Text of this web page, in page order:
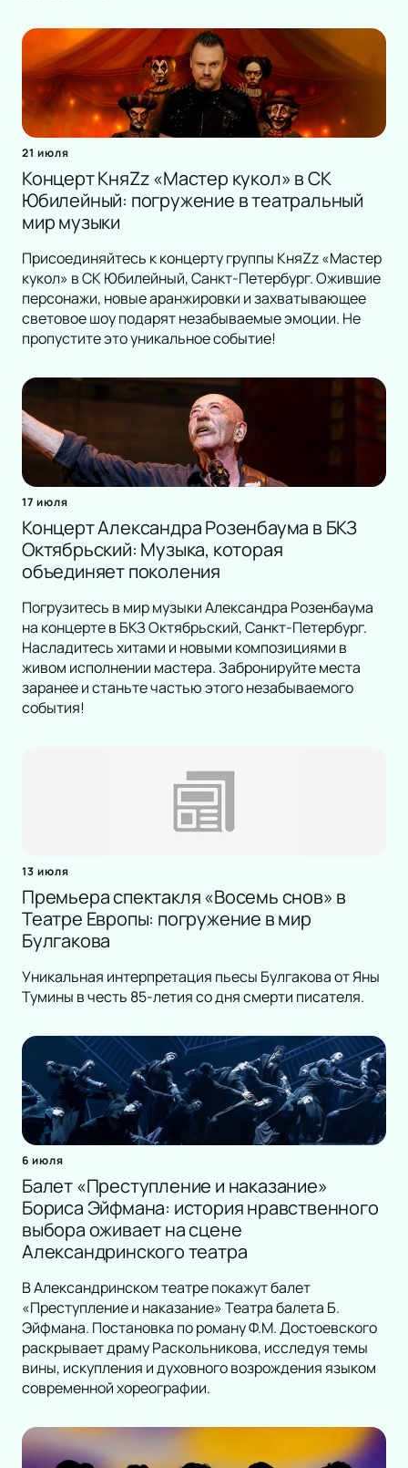
21 июля
Концерт КняZz «Мастер кукол» в СК
Юбилейный: погружение в театральный
мир музыки
Присоединяйтесь к концерту группы КняZz «Мастер
кукол» в СК Юбилейный, Санкт-Петербург. Ожившие
персонажи, новые аранжировки и захватывающее
световое шоу подарят незабываемые эмоции. Не
пропустите это уникальное событие!
17 июля
Концерт Александра Розенбаума в БКЗ
Октябрьский: Музыка, которая
объединяет поколения
Погрузитесь в мир музыки Александра Розенбаума
на концерте в БКЗ Октябрьский, Санкт-Петербург.
Насладитесь хитами и новыми композициями в
живом исполнении мастера. Забронируйте места
заранее и станьте частью этого незабываемого
события!
13 июля
Премьера спектакля «Восемь снов» в
Театре Европы: погружение в мир
Булгакова
Уникальная интерпретация пьесы Булгакова от Яны
Тумины в честь 85-летия со дня смерти писателя.
6 июля
Балет «Преступление и наказание»
Бориса Эйфмана: история нравственного
выбора оживает на сцене
Александринского театра
В Александринском театре покажут балет
«Преступление и наказание» Театра балета Б.
Эйфмана. Постановка по роману Ф.М. Достоевского
раскрывает драму Раскольникова, исследуя темы
вины, искупления и духовного возрождения языком
современной хореографии.